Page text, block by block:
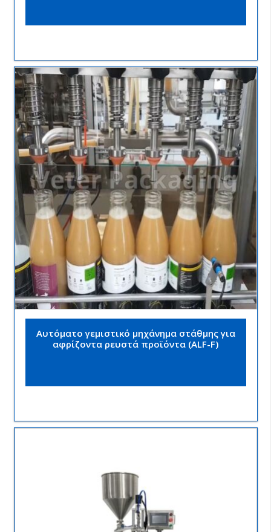
Αυτόματο γεμιστικό μηχάνημα στάθμης για
αφρίζοντα ρευστά προϊόντα (ALF-F)